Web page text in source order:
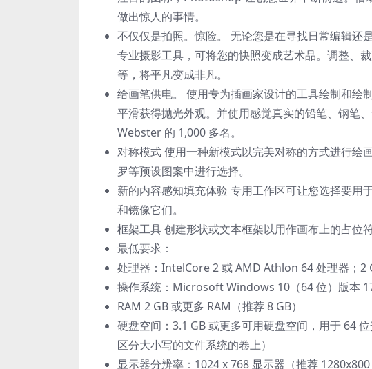
做出惊人的事情。
不仅仅是拍照。惊险。 无论您是在寻找日常编辑还
专业摄影工具，可将您的快照变成艺术品。调整、
等，将平凡变成非凡。
给画笔供电。 使用专为插画家设计的工具绘制和绘
平滑获得抛光外观。并使用感觉真实的铅笔、钢笔
Webster 的 1,000 多名。
对称模式 使用一种新模式以完美对称的方式进行绘
罗等预设图案中进行选择。
新的内容感知填充体验 专用工作区可让您选择要
和镜像它们。
框架工具 创建形状或文本框架以用作画布上的占位
最低要求：
处理器：IntelCore 2 或 AMD Athlon 64 处理器；2
操作系统：Microsoft Windows 10（64 位）版本
RAM 2 GB 或更多 RAM（推荐 8 GB）
硬盘空间：3.1 GB 或更多可用硬盘空间，用于 64
区分大小写的文件系统的卷上）
显示器分辨率：1024 x 768 显示器（推荐